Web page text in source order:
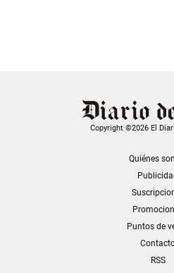
Copyright ©2026 El
Quiénes
Puntos de
RSS